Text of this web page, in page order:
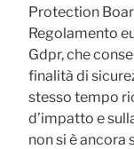
Protection
Regolamento
Gdpr, che
finalità di
stesso tempo
d’impatto e
non si è ancora